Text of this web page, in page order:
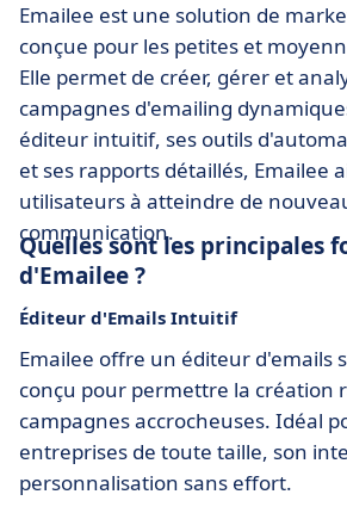
Emailee est une solution de
conçue pour les petites et
Elle permet de créer, gérer et
campagnes d'emailing
éditeur intuitif, ses outils
et ses rapports détaillés, Emailee
utilisateurs à atteindre de
communication.
Quelles sont les principales
d'Emailee ?
Éditeur d'Emails Intuitif
Emailee offre un éditeur d'emails
conçu pour permettre la création
campagnes accrocheuses. Idéal
entreprises de toute taille, son
personnalisation sans effort.